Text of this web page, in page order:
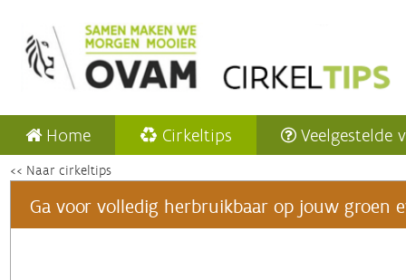
Home Cirkeltips Veelgestelde
<< Naar cirkeltips
Ga voor volledig herbruikbaar op jouw groen